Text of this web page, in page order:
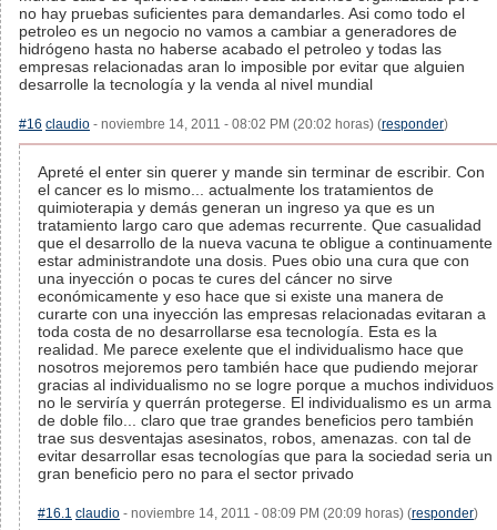
no hay pruebas suficientes para demandarles. Asi como todo el
petroleo es un negocio no vamos a cambiar a generadores de
hidrógeno hasta no haberse acabado el petroleo y todas las
empresas relacionadas aran lo imposible por evitar que alguien
desarrolle la tecnología y la venda al nivel mundial
#16 claudio - noviembre 14, 2011 - 08:02 PM (20:02 horas) (responder)
Apreté el enter sin querer y mande sin terminar de escribir. Con
el cancer es lo mismo... actualmente los tratamientos de
quimioterapia y demás generan un ingreso ya que es un
tratamiento largo caro que ademas recurrente. Que casualidad
que el desarrollo de la nueva vacuna te obligue a continuamente
estar administrandote una dosis. Pues obio una cura que con
una inyección o pocas te cures del cáncer no sirve
económicamente y eso hace que si existe una manera de
curarte con una inyección las empresas relacionadas evitaran a
toda costa de no desarrollarse esa tecnología. Esta es la
realidad. Me parece exelente que el individualismo hace que
nosotros mejoremos pero también hace que pudiendo mejorar
gracias al individualismo no se logre porque a muchos individuos
no le serviría y querrán protegerse. El individualismo es un arma
de doble filo... claro que trae grandes beneficios pero también
trae sus desventajas asesinatos, robos, amenazas. con tal de
evitar desarrollar esas tecnologías que para la sociedad seria un
gran beneficio pero no para el sector privado
#16.1 claudio - noviembre 14, 2011 - 08:09 PM (20:09 horas) (responder)